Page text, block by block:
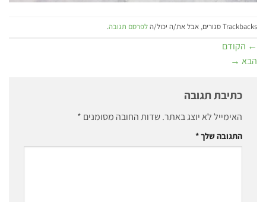
Trackbacks סגורים, אבל את/ה יכול/ה לפרסם תגובה.
← הקודם
הבא →
כתיבת תגובה
האימייל לא יוצג באתר.שדות החובה מסומנים *
התגובה שלך*